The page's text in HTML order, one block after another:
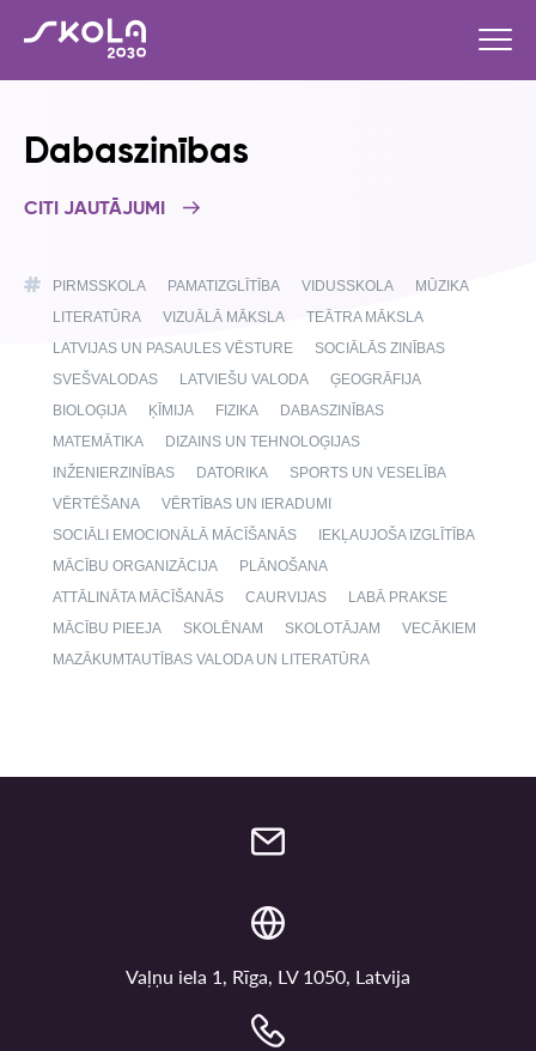
Dabaszinības
CITI JAUTĀJUMI
PIRMSSKOLA PAMATIZGLĪTĪBA VIDUSSKOLA
MŪZIKA
LITERATŪRA
VIZUĀLĀ MĀKSLA
TEĀTRA MĀKSLA
LATVIJAS UN PASAULES VĒSTURE
SOCIĀLĀS ZINĪBAS
SVEŠVALODAS
LATVIEŠU VALODA
ĢEOGRĀFIJA
BIOLOĢIJA
ĶĪMIJA FIZIKA
DABASZINĪBAS
MATEMĀTIKA
DIZAINS UN TEHNOLOĢIJAS
INŽENIERZINĪBAS
DATORIKA
SPORTS UN VESELĪBA
VĒRTĒŠANA
VĒRTĪBAS UN IERADUMI
SOCIĀLI EMOCIONĀLĀ MĀCĪŠANĀS
IEKĻAUJOŠA IZGLĪTĪBA
MĀCĪBU ORGANIZĀCIJA
PLĀNOŠANA
ATTĀLINĀTA MĀCĪŠANĀS
CAURVIJAS
LABĀ PRAKSE
MĀCĪBU PIEEJA
SKOLĒNAM SKOLOTĀJAM
VECĀKIEM
MAZĀKUMTAUTĪBAS VALODA UN LITERATŪRA
Vaļņu iela 1, Rīga, LV 1050, Latvija